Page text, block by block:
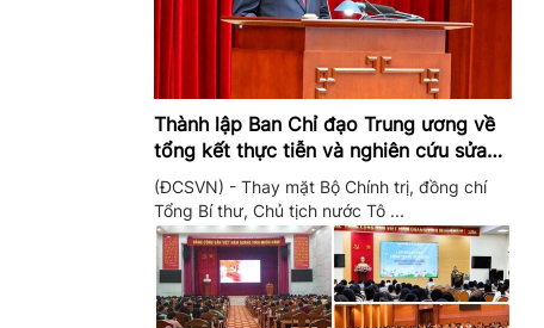
Thành lập Ban Chỉ đạo Trung ương về
tổng kết thực tiễn và nghiên cứu sửa
đổi, bổ sung Điều lệ Đảng
(ĐCSVN) - Thay mặt Bộ Chính trị, đồng chí
Tổng Bí thư, Chủ tịch nước Tô ...